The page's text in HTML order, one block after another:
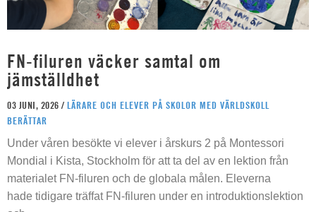
FN-filuren väcker samtal om
jämställdhet
03 JUNI, 2026 / LÄRARE OCH ELEVER PÅ SKOLOR MED VÄRLDSKOLL
BERÄTTAR
Under våren besökte vi elever i årskurs 2 på Montessori
Mondial i Kista, Stockholm för att ta del av en lektion från
materialet FN-filuren och de globala målen. Eleverna
hade tidigare träffat FN-filuren under en introduktionslektion